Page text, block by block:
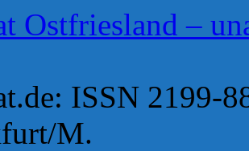
Ostfriesland –
ISSN 2199-
M.